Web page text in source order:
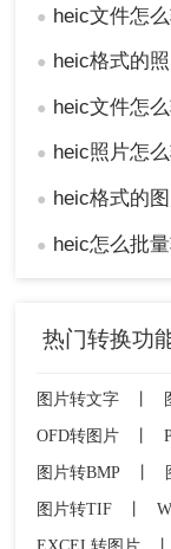
● heic文件怎
● heic格式的照
● heic文件怎么
● heic照片怎
● heic格式的图片
● heic怎么批量转
热门转换功
图片转文字
OFD转图片
图片转BMP
图片转TIF